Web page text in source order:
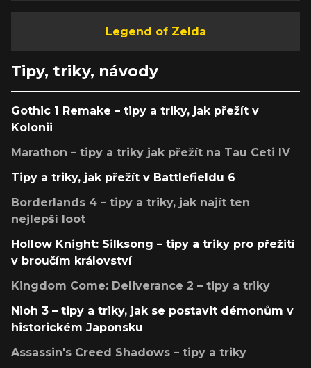
Legend of Zelda
Tipy, triky, návody
Gothic 1 Remake – tipy a triky, jak přežít v
Kolonii
Marathon – tipy a triky jak přežít na Tau Ceti IV
Tipy a triky, jak přežít v Battlefieldu 6
Borderlands 4 – tipy a triky, jak najít ten
nejlepší loot
Hollow Knight: Silksong – tipy a triky pro přežití
v broučím království
Kingdom Come: Deliverance 2 – tipy a triky
Nioh 3 – tipy a triky, jak se postavit démonům v
historickém Japonsku
Assassin's Creed Shadows – tipy a triky